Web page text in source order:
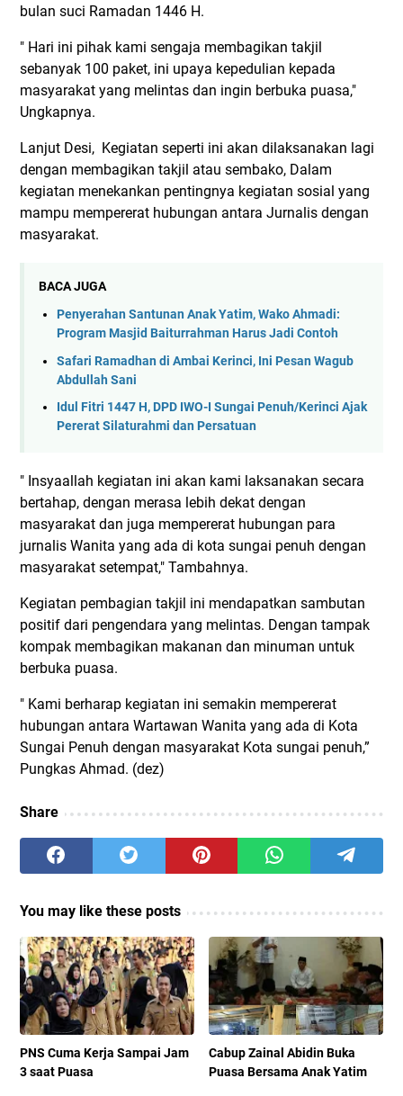
bulan suci Ramadan 1446 H.
" Hari ini pihak kami sengaja membagikan takjil
sebanyak 100 paket, ini upaya kepedulian kepada
masyarakat yang melintas dan ingin berbuka puasa,"
Ungkapnya.
Lanjut Desi, Kegiatan seperti ini akan dilaksanakan lagi
dengan membagikan takjil atau sembako, Dalam
kegiatan menekankan pentingnya kegiatan sosial yang
mampu mempererat hubungan antara Jurnalis dengan
masyarakat.
BACA JUGA
Penyerahan Santunan Anak Yatim, Wako Ahmadi:
Program Masjid Baiturrahman Harus Jadi Contoh
Safari Ramadhan di Ambai Kerinci, Ini Pesan Wagub
Abdullah Sani
Idul Fitri 1447 H, DPD IWO-I Sungai Penuh/Kerinci Ajak
Pererat Silaturahmi dan Persatuan
" Insyaallah kegiatan ini akan kami laksanakan secara
bertahap, dengan merasa lebih dekat dengan
masyarakat dan juga mempererat hubungan para
jurnalis Wanita yang ada di kota sungai penuh dengan
masyarakat setempat," Tambahnya.
Kegiatan pembagian takjil ini mendapatkan sambutan
positif dari pengendara yang melintas. Dengan tampak
kompak membagikan makanan dan minuman untuk
berbuka puasa.
" Kami berharap kegiatan ini semakin mempererat
hubungan antara Wartawan Wanita yang ada di Kota
Sungai Penuh dengan masyarakat Kota sungai penuh,”
Pungkas Ahmad. (dez)
Share
You may like these posts
PNS Cuma Kerja Sampai Jam
3 saat Puasa
Cabup Zainal Abidin Buka
Puasa Bersama Anak Yatim